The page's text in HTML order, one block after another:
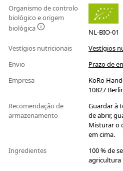
Organismo de controlo
biológico e origem
biológica
NL-BIO-01
Vestígios nutricionais
Vestígios
Envio
Prazo de
Empresa
KoRo
10827
Recomendação de
armazenamento
Guardar à
de abrir,
Misturar o
em cima.
Ingredientes
100 % de
agricultura